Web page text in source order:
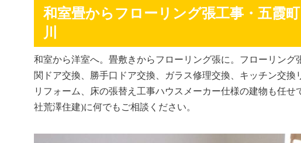
和室畳からフローリング張工事・五霞
川
和室から洋室へ。畳敷きからフローリング張に。フローリン
関ドア交換、勝手口ドア交換、ガラス修理交換、キッチン交
リフォーム、床の張替え工事ハウスメーカー仕様の建物も任
社荒澤住建)に何でもご相談ください。